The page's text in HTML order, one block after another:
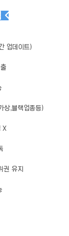
<
업데이트)
상,블랙업종등)
X
권 유지